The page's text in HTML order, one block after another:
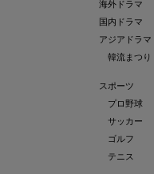
海外ドラマ
国内ドラマ
アジアドラマ
韓流まつり
スポーツ
プロ野球
サッカー
ゴルフ
テニス